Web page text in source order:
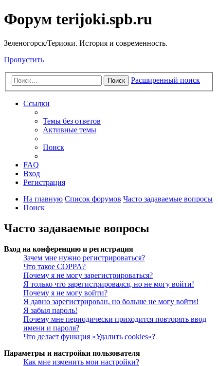
Форум terijoki.spb.ru
Зеленогорск/Териоки. История и современность.
Пропустить
Поиск Расширенный поиск
Ссылки
Темы без ответов
Активные темы
Поиск
FAQ
Вход
Регистрация
На главную Список форумов Часто задаваемые вопросы
Поиск
Часто задаваемые вопросы
Вход на конференцию и регистрация
Зачем мне нужно регистрироваться?
Что такое COPPA?
Почему я не могу зарегистрироваться?
Я только что зарегистрировался, но не могу войти!
Почему я не могу войти?
Я давно зарегистрирован, но больше не могу войти!
Я забыл пароль!
Почему мне периодически приходится повторять ввод
имени и пароля?
Что делает функция «Удалить cookies»?
Параметры и настройки пользователя
Как мне изменить мои настройки?